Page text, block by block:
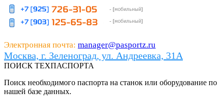
Электронная почта: manager@pasportz.ru
Москва, г. Зеленоград, ул. Андреевка, 31А
ПОИСК ТЕХПАСПОРТА
Поиск необходимого паспорта на станок или оборудование по
нашей базе данных.